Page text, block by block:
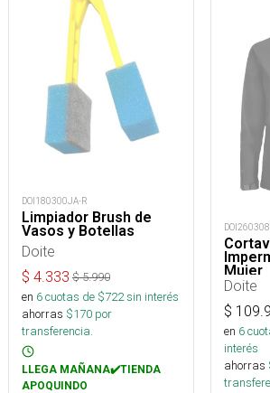
DOI180300JA-R
Limpiador Brush de
Vasos y Botellas
Doite
$ 4.333 $5.990
en 6cuotas de $722sin interés
ahorras $170 por
transferencia.
LLEGA MAÑANA✔️TIENDA
APOQUINDO
Mujer
Doite
$
en 6
interés
ahorras